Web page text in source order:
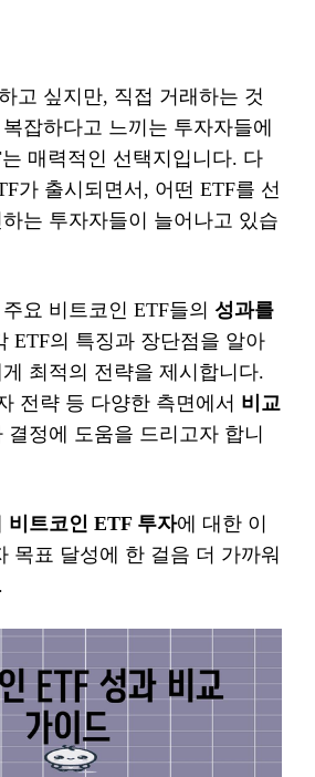
고 싶지만, 직접 거래하는 것
잡하다고 느끼는 투자자들에
는 매력적인 선택지입니다. 다
가 출시되면서, 어떤 ETF를 선
는 투자자들이 늘어나고 있습
요 비트코인 ETF들의 성과를
ETF의 특징과 장단점을 알아
최적의 전략을 제시합니다.
전략 등 다양한 측면에서 비교
결정에 도움을 드리고자 합니
비트코인 ETF 투자에 대한 이
목표 달성에 한 걸음 더 가까워